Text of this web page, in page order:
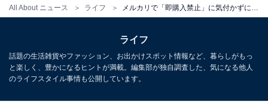
All About ニュース ライフ
この記事の筆者：川崎 さちえ
ネットオークション歴19年、フリマアプリ歴9年。
し、経験に基づいた実践型のフリマアプリやオークショ
ンの魅力を伝えている。
ライフ
話題の生活雑貨やファッション、お出かけスポット情報など、暮らしがもっ
と楽しく、豊かになるヒントが満載。編集部が独自調査した、気になる他人
のライフスタイル事情も公開しています。